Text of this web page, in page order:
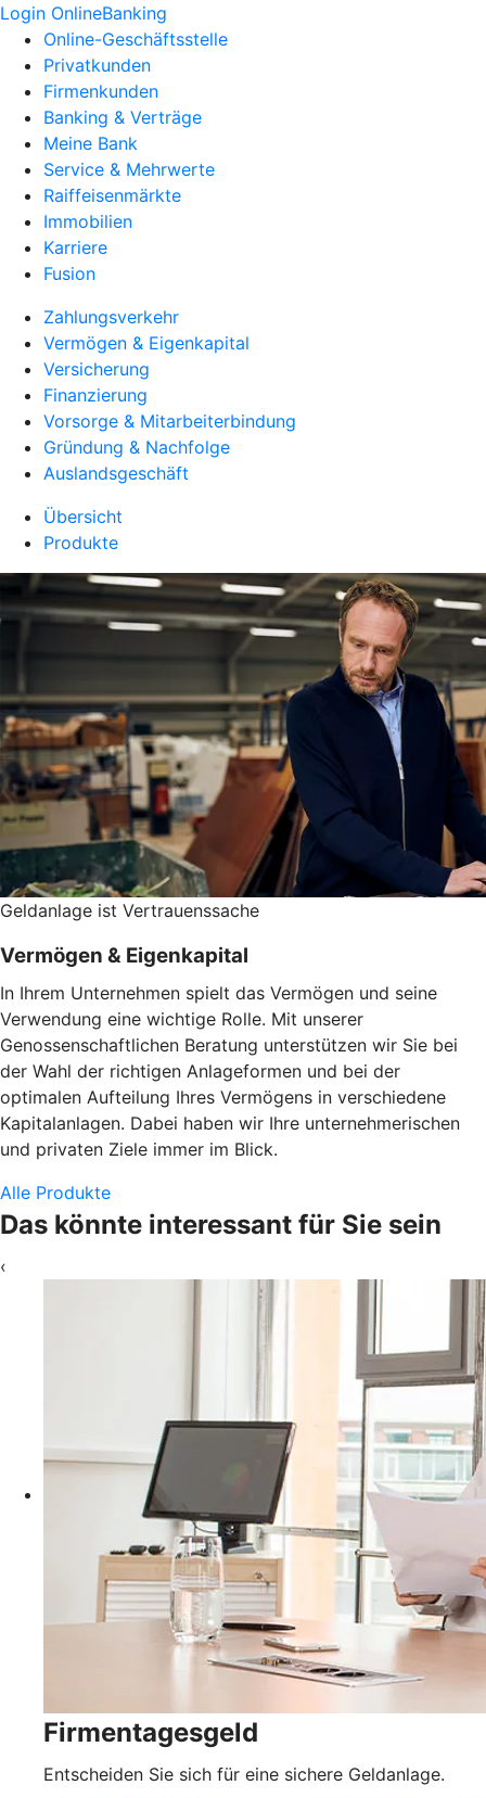
Login OnlineBanking
Online-Geschäftsstelle
Privatkunden
Firmenkunden
Banking & Verträge
Meine Bank
Service & Mehrwerte
Raiffeisenmärkte
Immobilien
Karriere
Fusion
Zahlungsverkehr
Vermögen & Eigenkapital
Versicherung
Finanzierung
Vorsorge & Mitarbeiterbindung
Gründung & Nachfolge
Auslandsgeschäft
Übersicht
Produkte
Geldanlage ist Vertrauenssache
Vermögen & Eigenkapital
In Ihrem Unternehmen spielt das Vermögen und seine
Verwendung eine wichtige Rolle. Mit unserer
Genossenschaftlichen Beratung unterstützen wir Sie bei
der Wahl der richtigen Anlageformen und bei der
optimalen Aufteilung Ihres Vermögens in verschiedene
Kapitalanlagen. Dabei haben wir Ihre unternehmerischen
und privaten Ziele immer im Blick.
Alle Produkte
Das könnte interessant für Sie sein
‹
Firmentagesgeld
Entscheiden Sie sich für eine sichere Geldanlage.